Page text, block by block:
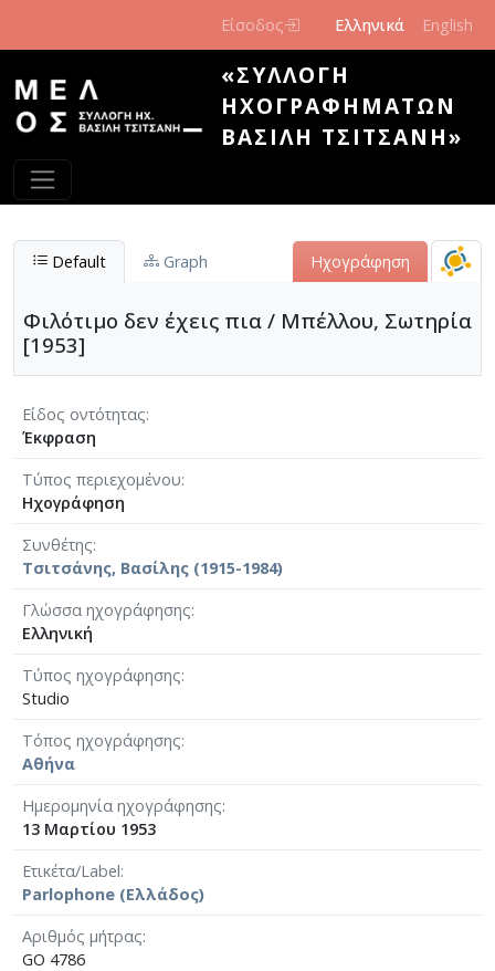
Είσοδος Ελληνικά English
«ΣΥΛΛΟΓΉ
ΗΧΟΓΡΑΦΗΜΆΤΩΝ
ΒΑΣΊΛΗ ΤΣΙΤΣΆΝΗ»
Default Graph Ηχογράφηση
Φιλότιμο δεν έχεις πια / Μπέλλου, Σωτηρία
[1953]
Είδος οντότητας
Έκφραση
Τύπος περιεχομένου
Ηχογράφηση
Συνθέτης
Τσιτσάνης, Βασίλης (1915-1984)
Γλώσσα ηχογράφησης
Ελληνική
Τύπος ηχογράφησης
Studio
Τόπος ηχογράφησης
Αθήνα
Ημερομηνία ηχογράφησης
13 Μαρτίου 1953
Ετικέτα/Label
Parlophone (Ελλάδος)
Αριθμός μήτρας
GO 4786